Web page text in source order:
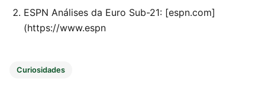
ESPN Análises da Euro Sub-21: [espn.com]
(https://www.espn
Curiosidades